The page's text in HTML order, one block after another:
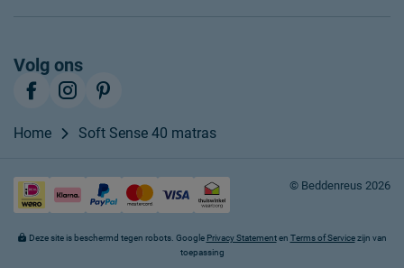
Volg ons
Home Soft Sense 40 matras
© Beddenreus 2026
Deze site is beschermd tegen robots. Google Privacy Statementen Terms of Servicezijn van
toepassing